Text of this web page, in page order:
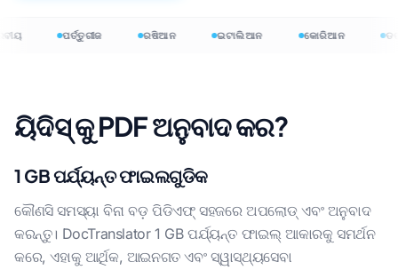
ପର୍ତ୍ତୁଗୀଜ ରଷିଆନ ଇଟାଲିଆନ କୋରିଆନ ଡଚ୍‌
ୟିଦିସ୍ କୁ PDF ଅନୁବାଦ କର?
1 GB ପର୍ଯ୍ୟନ୍ତ ଫାଇଲଗୁଡିକ
କୌଣସି ସମସ୍ୟା ବିନା ବଡ଼ ପିଡିଏଫ୍ ସହଜରେ ଅପଲୋଡ୍ ଏବଂ ଅନୁବାଦ
କରନ୍ତୁ। DocTranslator 1 GB ପର୍ଯ୍ୟନ୍ତ ଫାଇଲ୍ ଆକାରକୁ ସମର୍ଥନ
କରେ, ଏହାକୁ ଆର୍ଥିକ, ଆଇନଗତ ଏବଂ ସ୍ୱାସ୍ଥ୍ୟସେବା